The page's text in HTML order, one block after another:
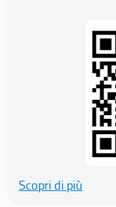
Scopri di più